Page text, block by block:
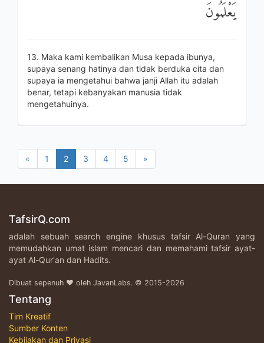
يَعْلَمُونَ
13. Maka kami kembalikan Musa kepada ibunya,
supaya senang hatinya dan tidak berduka cita dan
supaya ia mengetahui bahwa janji Allah itu adalah
benar, tetapi kebanyakan manusia tidak
mengetahuinya.
« 1 2 3 4 5 »
TafsirQ.com
adalah sebuah search engine khusus tafsir Al-Quran yang
memudahkan umat islam mencari dan memahami tafsir ayat-
ayat Al-Qur'an dan Hadits.
Dibuat sepenuh ♥ oleh JavanLabs. © 2015-2026
Tentang
Tim Kreatif
Sumber Konten
Kebijakan dan Privasi